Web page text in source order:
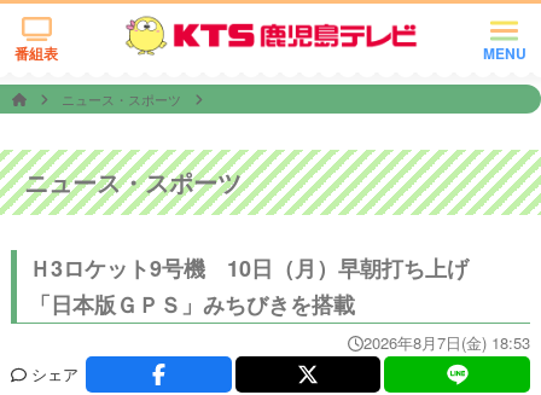
MENU
番組表
ニュース・スポーツ
ニュース・スポーツ
Ｈ3ロケット9号機 10日（月）早朝打ち上げ
「日本版ＧＰＳ」みちびきを搭載
2026年8月7日(金) 18:53
シェア